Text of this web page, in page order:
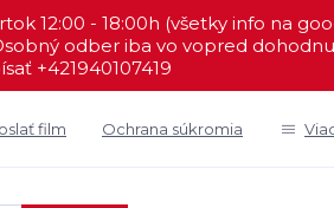
12:00 - 18:00h (všetky info na
odber iba vo vopred
+421940107419
film Ochrana súkromia